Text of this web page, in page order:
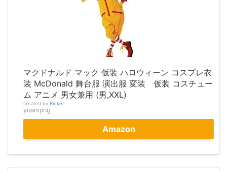
マクドナルド マック 仮装 ハロウィーン コスプレ衣
装 McDonald 舞台服 演出服 変装 仮装 コスチュー
ム アニメ 男女兼用 (男,XXL)
created by Rinker
yuanqing
Amazon